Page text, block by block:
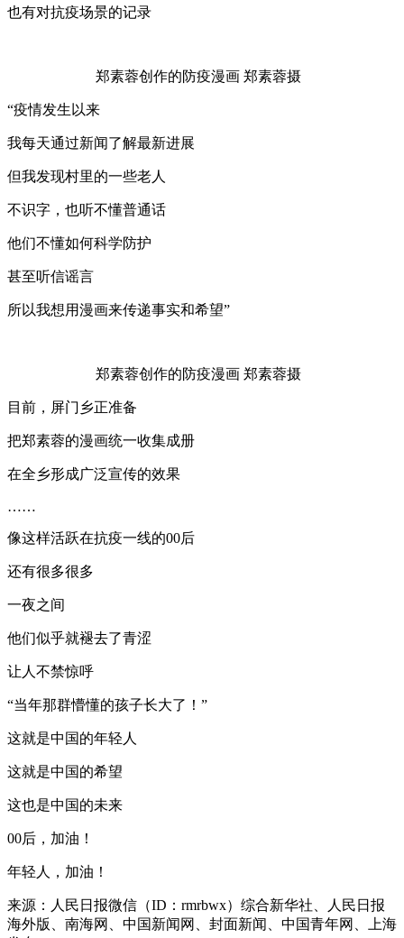
也有对抗疫场景的记录
郑素蓉创作的防疫漫画 郑素蓉摄
“疫情发生以来
我每天通过新闻了解最新进展
但我发现村里的一些老人
不识字，也听不懂普通话
他们不懂如何科学防护
甚至听信谣言
所以我想用漫画来传递事实和希望”
郑素蓉创作的防疫漫画 郑素蓉摄
目前，屏门乡正准备
把郑素蓉的漫画统一收集成册
在全乡形成广泛宣传的效果
……
像这样活跃在抗疫一线的00后
还有很多很多
一夜之间
他们似乎就褪去了青涩
让人不禁惊呼
“当年那群懵懂的孩子长大了！”
这就是中国的年轻人
这就是中国的希望
这也是中国的未来
00后，加油！
年轻人，加油！
来源：人民日报微信（ID：rmrbwx）综合新华社、人民日报
海外版、南海网、中国新闻网、封面新闻、中国青年网、上海